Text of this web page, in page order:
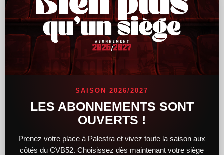
ACTUALITÉS
SAISON 2026/2027
LES ABONNEMENTS SONT
OUVERTS !
Prenez votre place à Palestra et vivez toute la saison aux
côtés du CVB52. Choisissez dès maintenant votre siège